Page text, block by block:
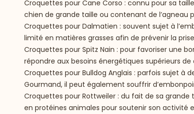
Croquettes pour Cane Corso : connu pour sa
chien de grande taille ou contenant de l’agneau
Croquettes pour Dalmatien : souvent sujet à
limité en matières grasses afin de prévenir la
Croquettes pour Spitz Nain : pour favoriser une
répondre aux besoins énergétiques supérieurs
Croquettes pour Bulldog Anglais : parfois sujet à
Gourmand, il peut également souffrir
Croquettes pour Rottweiler : du fait de sa grande
en protéines animales pour soutenir son activité